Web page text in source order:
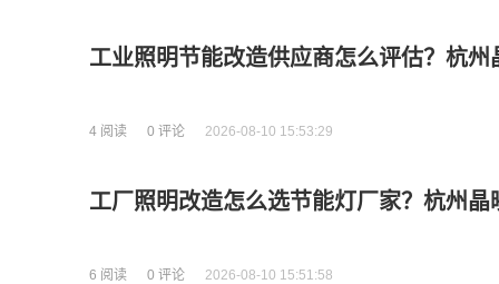
工业照明节能改造供应商怎么评估？杭
4 阅读 0 评论 2026-08-10 15:53:29
工厂照明改造怎么选节能灯厂家？杭州
6 阅读 0 评论 2026-08-10 15:51:58